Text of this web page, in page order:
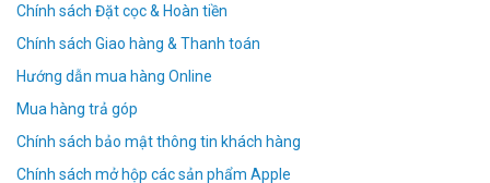
Chính sách Đặt cọc & Hoàn tiền
Chính sách Giao hàng & Thanh toán
Hướng dẫn mua hàng Online
Mua hàng trả góp
Chính sách bảo mật thông tin khách hàng
Chính sách mở hộp các sản phẩm Apple